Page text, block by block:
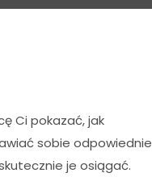
Ci pokazać, jak
sobie odpowiednie
je osiągać.